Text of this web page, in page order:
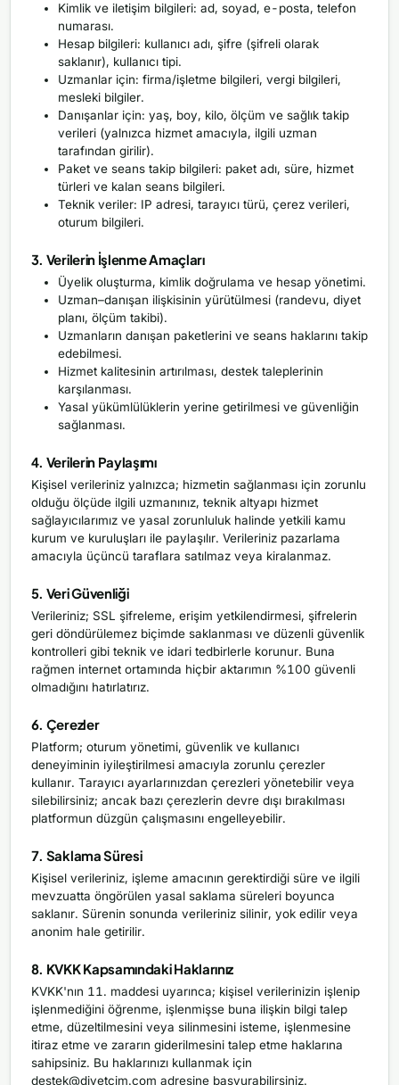
Kimlik ve iletişim bilgileri: ad, soyad, e-posta, telefon
numarası.
Hesap bilgileri: kullanıcı adı, şifre (şifreli olarak
saklanır), kullanıcı tipi.
Uzmanlar için: firma/işletme bilgileri, vergi bilgileri,
mesleki bilgiler.
Danışanlar için: yaş, boy, kilo, ölçüm ve sağlık takip
verileri (yalnızca hizmet amacıyla, ilgili uzman
tarafından girilir).
Paket ve seans takip bilgileri: paket adı, süre, hizmet
türleri ve kalan seans bilgileri.
Teknik veriler: IP adresi, tarayıcı türü, çerez verileri,
oturum bilgileri.
3. Verilerin İşlenme Amaçları
Üyelik oluşturma, kimlik doğrulama ve hesap yönetimi.
Uzman–danışan ilişkisinin yürütülmesi (randevu, diyet
planı, ölçüm takibi).
Uzmanların danışan paketlerini ve seans haklarını takip
edebilmesi.
Hizmet kalitesinin artırılması, destek taleplerinin
karşılanması.
Yasal yükümlülüklerin yerine getirilmesi ve güvenliğin
sağlanması.
4. Verilerin Paylaşımı
Kişisel verileriniz yalnızca; hizmetin sağlanması için zorunlu
olduğu ölçüde ilgili uzmanınız, teknik altyapı hizmet
sağlayıcılarımız ve yasal zorunluluk halinde yetkili kamu
kurum ve kuruluşları ile paylaşılır. Verileriniz pazarlama
amacıyla üçüncü taraflara satılmaz veya kiralanmaz.
5. Veri Güvenliği
Verileriniz; SSL şifreleme, erişim yetkilendirmesi, şifrelerin
geri döndürülemez biçimde saklanması ve düzenli güvenlik
kontrolleri gibi teknik ve idari tedbirlerle korunur. Buna
rağmen internet ortamında hiçbir aktarımın %100 güvenli
olmadığını hatırlatırız.
6. Çerezler
Platform; oturum yönetimi, güvenlik ve kullanıcı
deneyiminin iyileştirilmesi amacıyla zorunlu çerezler
kullanır. Tarayıcı ayarlarınızdan çerezleri yönetebilir veya
silebilirsiniz; ancak bazı çerezlerin devre dışı bırakılması
platformun düzgün çalışmasını engelleyebilir.
7. Saklama Süresi
Kişisel verileriniz, işleme amacının gerektirdiği süre ve ilgili
mevzuatta öngörülen yasal saklama süreleri boyunca
saklanır. Sürenin sonunda verileriniz silinir, yok edilir veya
anonim hale getirilir.
8. KVKK Kapsamındaki Haklarınız
KVKK'nın 11. maddesi uyarınca; kişisel verilerinizin işlenip
işlenmediğini öğrenme, işlenmişse buna ilişkin bilgi talep
etme, düzeltilmesini veya silinmesini isteme, işlenmesine
itiraz etme ve zararın giderilmesini talep etme haklarına
sahipsiniz. Bu haklarınızı kullanmak için
destek@diyetcim.com adresine başvurabilirsiniz.